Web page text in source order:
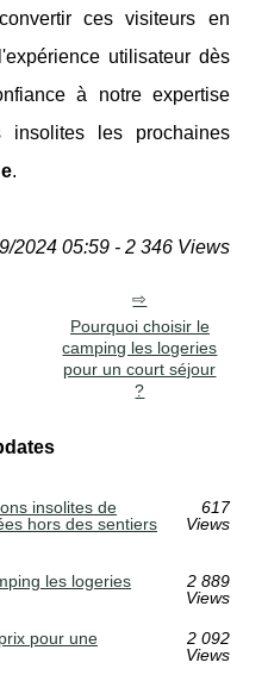
ces visiteurs en
utilisateur dès
à notre expertise
les prochaines
.
2024 05:59 - 2 346 Views
Pourquoi choisir le
camping les logeries
pour un court séjour
?
insolites de
hors des sentiers
617
Views
les logeries
2 889
Views
pour une
2 092
Views